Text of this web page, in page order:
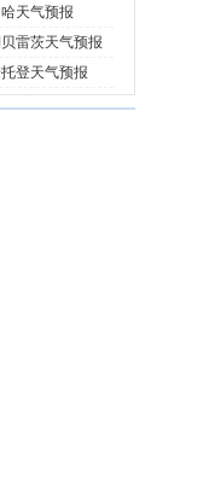
天气预报
雷茨天气预报
登天气预报